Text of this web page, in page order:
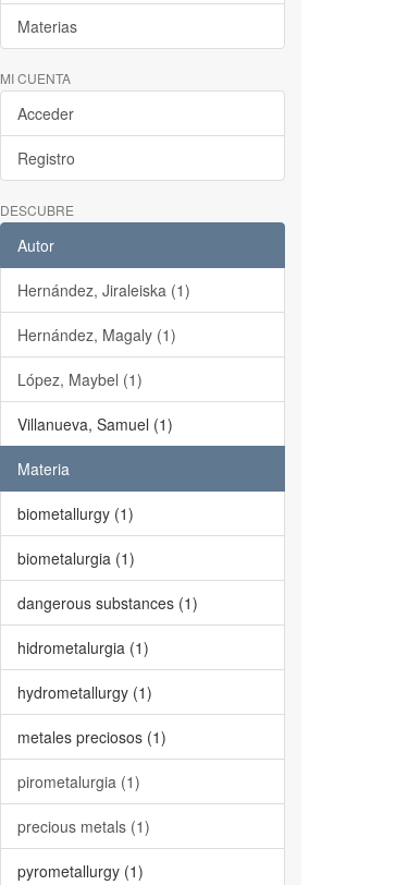
Materias
MI CUENTA
Acceder
Registro
DESCUBRE
Autor
Hernández, Jiraleiska (1)
Hernández, Magaly (1)
López, Maybel (1)
Villanueva, Samuel (1)
Materia
biometallurgy (1)
biometalurgia (1)
dangerous substances (1)
hidrometalurgia (1)
hydrometallurgy (1)
metales preciosos (1)
pirometalurgia (1)
precious metals (1)
pyrometallurgy (1)